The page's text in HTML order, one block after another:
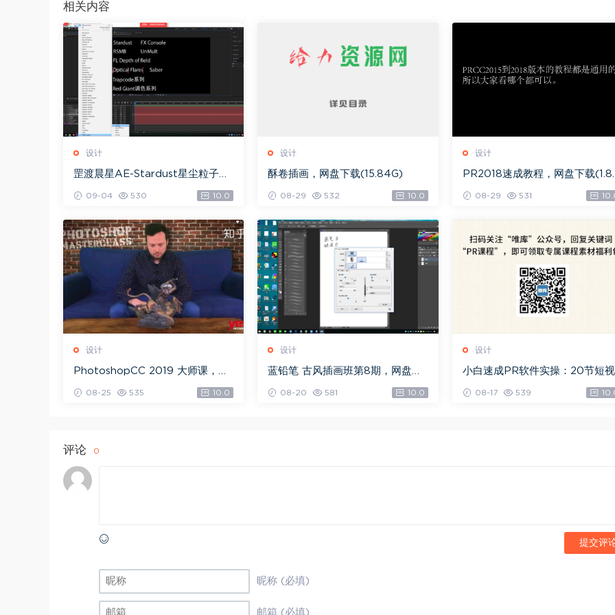
相关内容
设计
罡渡晨星AE-Stardust星尘粒子教
程教学,共228节全套AE综合基础，
网盘下载(172.73G)
09-04 530 10.0
设计
酥卷插画，网盘下载(15.84G)
08-29 532 10.0
设计
PR2018速成教程，网盘下载
08-29 531
设计
PhotoshopCC 2019 大师课，网
08-25 535 10.0
设计
蓝铅笔 古风插画班第8期，网盘下
08-20 581 10.0
设计
小白速成PR软件实操：20节短视
频赚钱课，教你月入过万（完
结），网盘下载(5.68G)
08-17 539
评论 0
提交评
昵称 (必填)
邮箱 (必填)